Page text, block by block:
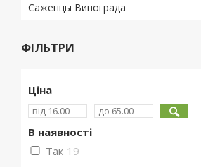
Саженцы Винограда
ФІЛЬТРИ
Ціна
В наявності
Так 19